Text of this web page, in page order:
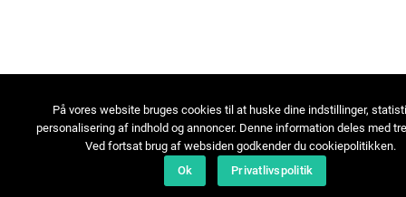
På vores website bruges cookies til at huske dine indstillinger,
personalisering af indhold og annoncer. Denne information deles med
Ved fortsat brug af websiden godkender du cookiepolitikken.
Ok
Privatlivspolitik